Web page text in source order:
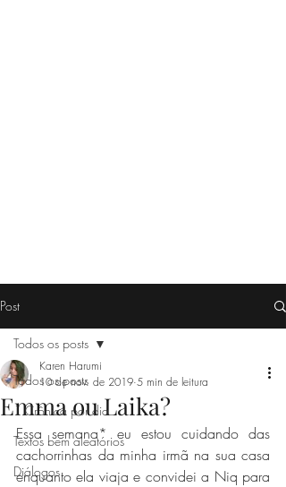
Post
Todos os posts
1 Crônica por dia
Textos bem aleatórios
Diálogos
Todos os posts
Emma ou Laika?
Karen Harumi
10 de nov. de 2019 5 min de leitura
Essa semana* eu estou cuidando das
cachorrinhas da minha irmã na sua casa
enquanto ela viaja e convidei a Niq para